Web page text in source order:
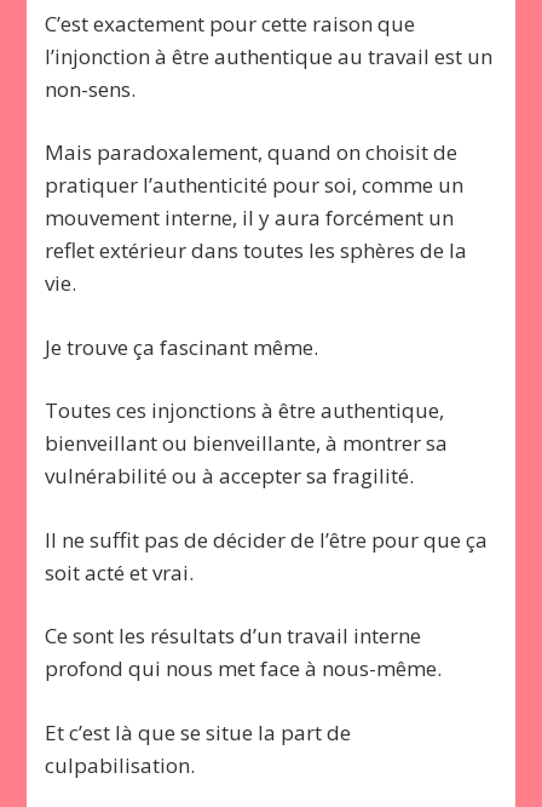
C’est exactement pour cette raison que
l’injonction à être authentique au travail est un
non-sens.
Mais paradoxalement, quand on choisit de
pratiquer l’authenticité pour soi, comme un
mouvement interne, il y aura forcément un
reflet extérieur dans toutes les sphères de la
vie.
Je trouve ça fascinant même.
Toutes ces injonctions à être authentique,
bienveillant ou bienveillante, à montrer sa
vulnérabilité ou à accepter sa fragilité.
Il ne suffit pas de décider de l’être pour que ça
soit acté et vrai.
Ce sont les résultats d’un travail interne
profond qui nous met face à nous-même.
Et c’est là que se situe la part de
culpabilisation.